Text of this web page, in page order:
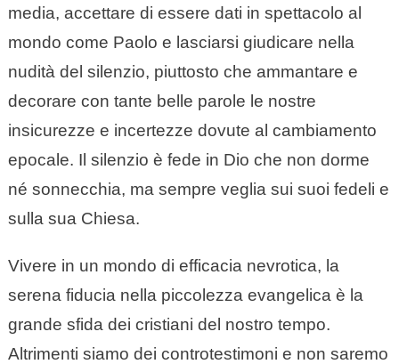
media, accettare di essere dati in spettacolo al
mondo come Paolo e lasciarsi giudicare nella
nudità del silenzio, piuttosto che ammantare e
decorare con tante belle parole le nostre
insicurezze e incertezze dovute al cambiamento
epocale. Il silenzio è fede in Dio che non dorme
né sonnecchia, ma sempre veglia sui suoi fedeli e
sulla sua Chiesa.
Vivere in un mondo di efficacia nevrotica, la
serena fiducia nella piccolezza evangelica è la
grande sfida dei cristiani del nostro tempo.
Altrimenti siamo dei controtestimoni e non saremo